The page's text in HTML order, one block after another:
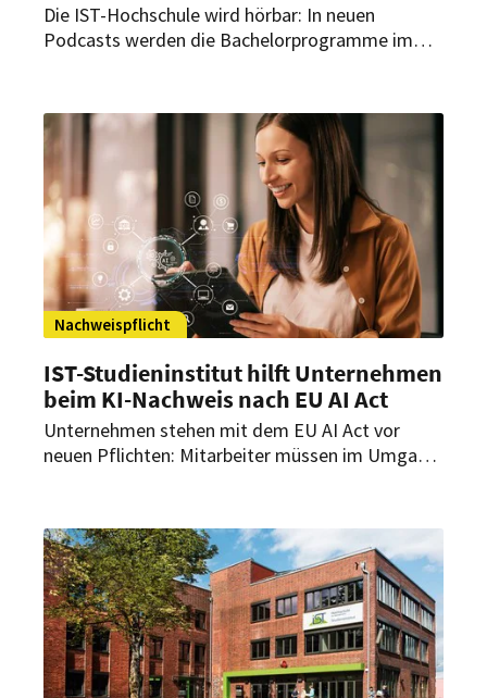
Die IST-Hochschule wird hörbar: In neuen
Podcasts werden die Bachelorprogramme im
Interessierte Einblicke in die Studiengänge und
den Studienverlauf erhalten.
Nachweispflicht
IST-Studieninstitut hilft Unternehmen
beim KI-Nachweis nach EU AI Act
Unternehmen stehen mit dem EU AI Act vor
neuen Pflichten: Mitarbeiter müssen im Umgang
„KI kompakt (EU AI Act)“ liefert das IST-
Studieninstitut ein Format, mit dem dieser
Nachweis erbracht werden kann.